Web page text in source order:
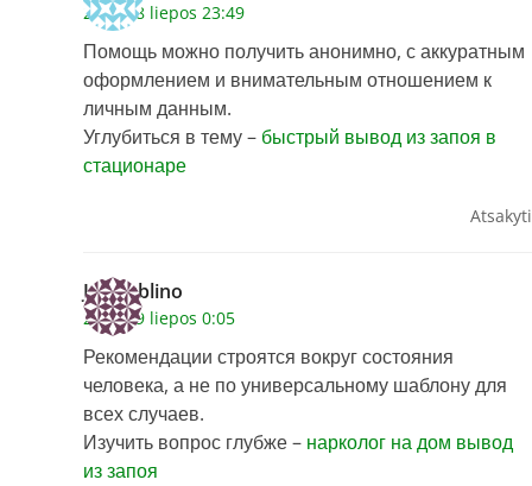
2026 28 liepos 23:49
Помощь можно получить анонимно, с аккуратным
оформлением и внимательным отношением к
личным данным.
Углубиться в тему – быстрый вывод из запоя в
стационаре
Atsakyti
Jamesblino
2026 29 liepos 0:05
Рекомендации строятся вокруг состояния
человека, а не по универсальному шаблону для
всех случаев.
Изучить вопрос глубже – нарколог на дом вывод
из запоя